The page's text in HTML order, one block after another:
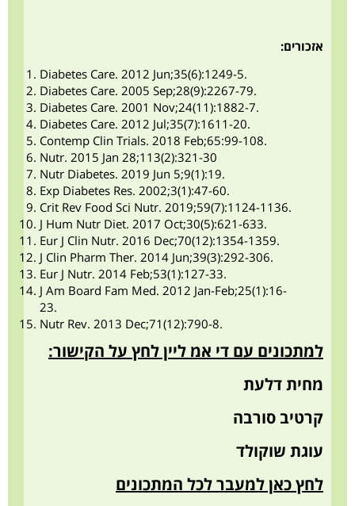
אזכורים:
Diabetes Care. 2012 Jun;35(6):1249-5.
Diabetes Care. 2005 Sep;28(9):2267-79.
Diabetes Care. 2001 Nov;24(11):1882-7.
Diabetes Care. 2012 Jul;35(7):1611-20.
Contemp Clin Trials. 2018 Feb;65:99-108.
Nutr. 2015 Jan 28;113(2):321-30
Nutr Diabetes. 2019 Jun 5;9(1):19.
Exp Diabetes Res. 2002;3(1):47-60.
Crit Rev Food Sci Nutr. 2019;59(7):1124-1136.
J Hum Nutr Diet. 2017 Oct;30(5):621-633.
Eur J Clin Nutr. 2016 Dec;70(12):1354-1359.
J Clin Pharm Ther. 2014 Jun;39(3):292-306.
Eur J Nutr. 2014 Feb;53(1):127-33.
J Am Board Fam Med. 2012 Jan-Feb;25(1):16-
23.
Nutr Rev. 2013 Dec;71(12):790-8.
למתכונים עם די אמ ליין לחץ על הקישור:
מחית דלעת
קרטיב סורבה
עוגת שוקולד
לחץ כאן למעבר לכל המתכונים